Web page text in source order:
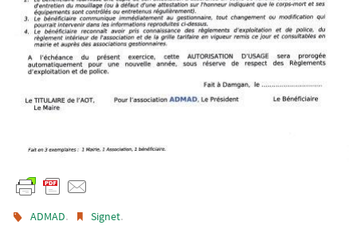
ADMAD. Signet.